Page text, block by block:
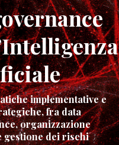
implementative e
fra data
organizzazione
gestione dei rischi